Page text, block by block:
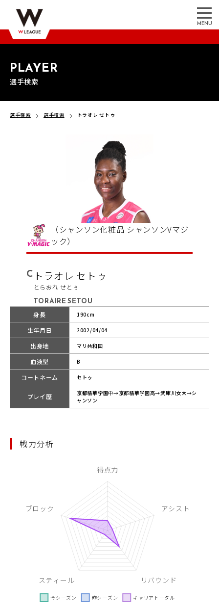
MENU
PLAYER
選手検索
選手検索 選手検索 トラオレ セトゥ
（シャンソン化粧品 シャンソンVマジ
ック）
C トラオレ セトゥ
とらおれ せとぅ
TORAIRE SETOU
身長 190cm
生年月日 2002/04/04
出身地 マリ共和国
血液型 B
コートネーム セトゥ
プレイ歴
京都精華学園中→京都精華学園高→武庫川女大→シ
ャンソン
戦力分析